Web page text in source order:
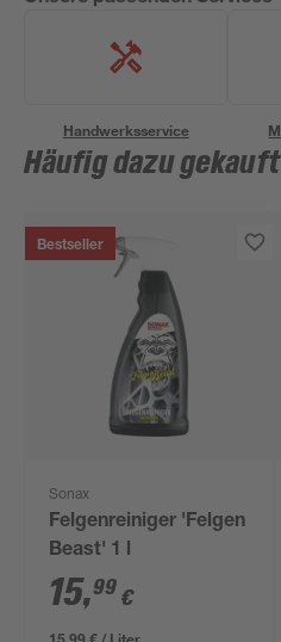
Handwerksservice
Häufig dazu gekauft
Bestseller
Sonax
Felgenreiniger 'Felgen
Beast' 1 l
15,99 €